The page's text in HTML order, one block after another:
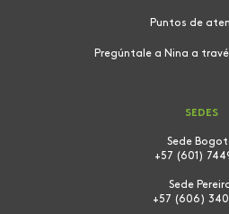
Puntos de
Pregúntale a Nina a
SEDES
Sede
+57 (601)
Sede
+57 (606)